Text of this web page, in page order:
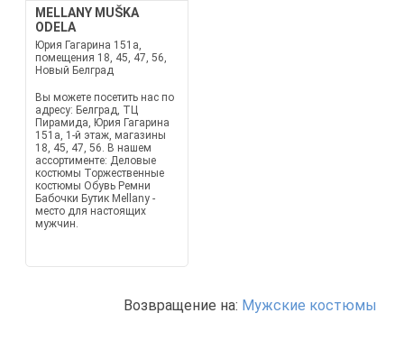
MELLANY MUŠKA
ODELA
Юрия Гагарина 151а,
помещения 18, 45, 47, 56,
Новый Белград
Вы можете посетить нас по
адресу: Белград, ТЦ
Пирамида, Юрия Гагарина
151а, 1-й этаж, магазины
18, 45, 47, 56. В нашем
ассортименте: Деловые
костюмы Торжественные
костюмы Обувь Ремни
Бабочки Бутик Mellany -
место для настоящих
мужчин.
Возвращение на: Мужские костюмы